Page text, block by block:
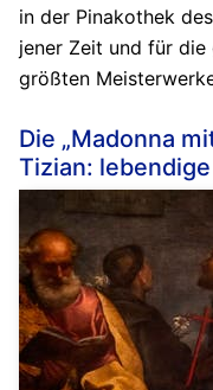
in der Pinakothek
jener Zeit und für
größten
Die „Madonna
Tizian: